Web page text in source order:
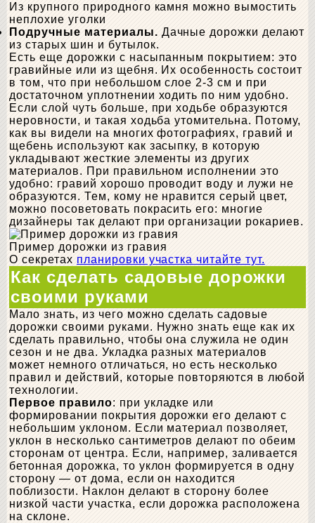
Из крупного природного камня можно вымостить
неплохие уголки
Подручные материалы. Дачные дорожки делают
из старых шин и бутылок.
Есть еще дорожки с насыпанным покрытием: это
гравийные или из щебня. Их особенность состоит
в том, что при небольшом слое 2-3 см и при
достаточном уплотнении ходить по ним удобно.
Если слой чуть больше, при ходьбе образуются
неровности, и такая ходьба утомительна. Потому,
как вы видели на многих фотографиях, гравий и
щебень используют как засыпку, в которую
укладывают жесткие элементы из других
материалов. При правильном исполнении это
удобно: гравий хорошо проводит воду и лужи не
образуются. Тем, кому не нравится серый цвет,
можно посоветовать покрасить его: многие
дизайнеры так делают при организации рокариев.
Пример дорожки из гравия
О секретах планировки участка читайте тут.
Как сделать садовые дорожки
своими руками
Мало знать, из чего можно сделать садовые
дорожки своими руками. Нужно знать еще как их
сделать правильно, чтобы она служила не один
сезон и не два. Укладка разных материалов
может немного отличаться, но есть несколько
правил и действий, которые повторяются в любой
технологии.
Первое правило: при укладке или
формировании покрытия дорожки его делают с
небольшим уклоном. Если материал позволяет,
уклон в несколько сантиметров делают по обеим
сторонам от центра. Если, например, заливается
бетонная дорожка, то уклон формируется в одну
сторону — от дома, если он находится
поблизости. Наклон делают в сторону более
низкой части участка, если дорожка расположена
на склоне.